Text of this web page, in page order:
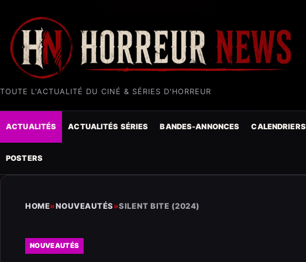
TOUTE L'ACTUALITÉ DU CINÉ & SÉRIES D'HORREUR
ACTUALITÉS ACTUALITÉS SÉRIES BANDES-ANNONCES CALENDRIERS
POSTERS
HOME»NOUVEAUTÉS»SILENT BITE (2024)
NOUVEAUTÉS